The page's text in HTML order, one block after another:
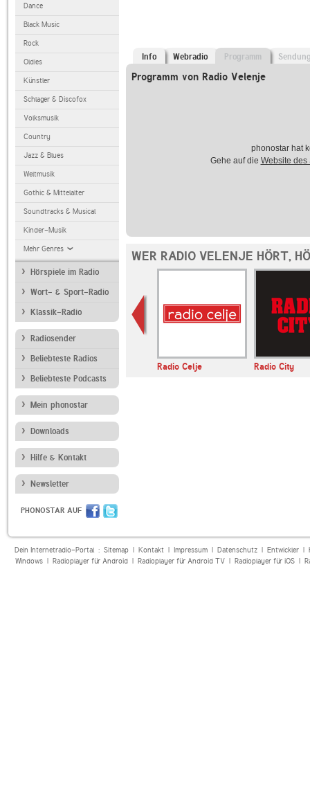
Dance
Black Music
Rock
Oldies
Künstler
Schlager & Discofox
Volksmusik
Country
Jazz & Blues
Weltmusik
Gothic & Mittelalter
Soundtracks & Musical
Kinder-Musik
Mehr Genres
Hörspiele im Radio
Wort- & Sport-Radio
Klassik-Radio
Radiosender
Beliebteste Radios
Beliebteste Podcasts
Mein phonostar
Downloads
Hilfe & Kontakt
Newsletter
PHONOSTAR AUF
Info Webradio Programm
Programm von Radio Velenje
phonostar hat
Gehe auf die Website des
WER RADIO VELENJE HÖRT,
Radio Celje Radio City
Dein Internetradio-Portal : Sitemap| Kontakt| Impressum| Datenschutz| Entwickler|
Windows| Radioplayer für Android| Radioplayer für Android TV| Radioplayer für iOS|